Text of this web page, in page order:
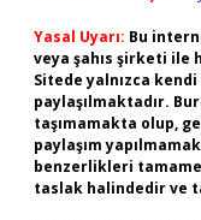
Yasal Uyarı: Bu
veya şahıs şirketi ile
Sitede yalnızca kendi
paylaşılmaktadır.
taşımamakta olup,
paylaşım
benzerlikleri
taslak halindedir ve